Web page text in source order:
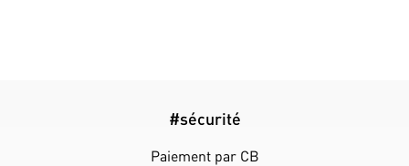
#sécurité
Paiement par CB